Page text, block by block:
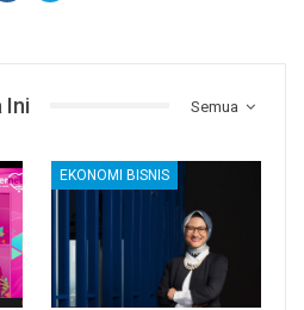
Semua
Ini
EKONOMI BISNIS